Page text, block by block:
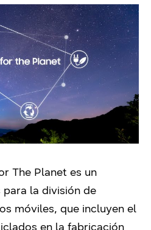
The Planet es un
la división de
móviles, que incluyen el
en la fabricación